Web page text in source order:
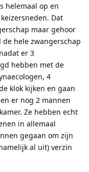
helemaal op en
Dat
maar gehoor
hele zwangerschap
er 3
hebben met de
4
klok kijken en gaan
er nog 2 mannen
Ze hebben echt
in allemaal
gegaan om zijn
al uit) verzin